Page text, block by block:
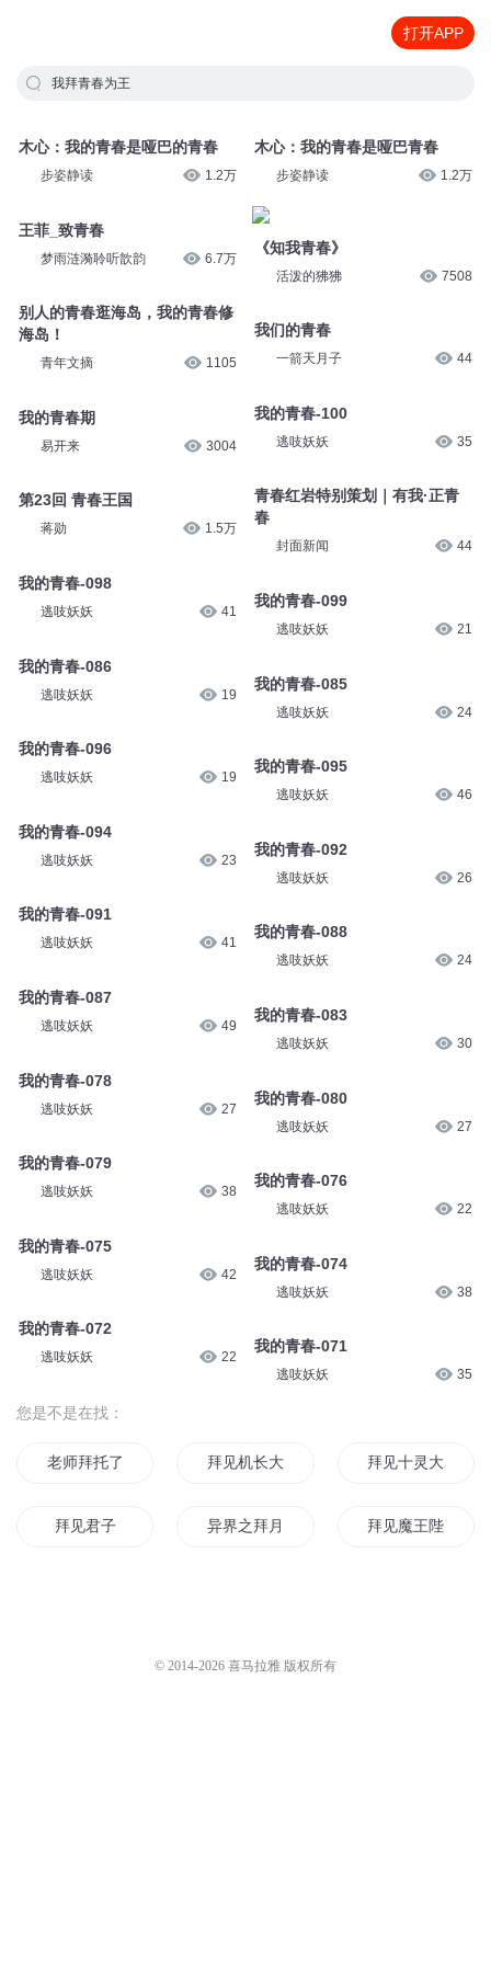
打开APP
我拜青春为王
木心：我的青春是哑巴的青春
步姿静读 1.2万
王菲_致青春
梦雨涟漪聆听歆韵 6.7万
别人的青春逛海岛，我的青春修
海岛！
青年文摘 1105
我的青春期
易开来 3004
第23回 青春王国
蒋勋 1.5万
我的青春-098
逃吱妖妖 41
我的青春-086
逃吱妖妖 19
我的青春-096
逃吱妖妖 19
我的青春-094
逃吱妖妖 23
我的青春-091
逃吱妖妖 41
我的青春-087
逃吱妖妖 49
我的青春-078
逃吱妖妖 27
我的青春-079
逃吱妖妖 38
我的青春-075
逃吱妖妖 42
我的青春-072
逃吱妖妖 22
木心：我的青春是哑巴青春
步姿静读 1.2万
《知我青春》
活泼的狒狒 7508
我们的青春
一箭天月子 44
我的青春-100
逃吱妖妖 35
青春红岩特别策划｜有我·正青
春
封面新闻 44
我的青春-099
逃吱妖妖 21
我的青春-085
逃吱妖妖 24
我的青春-095
逃吱妖妖 46
我的青春-092
逃吱妖妖 26
我的青春-088
逃吱妖妖 24
我的青春-083
逃吱妖妖 30
我的青春-080
逃吱妖妖 27
我的青春-076
逃吱妖妖 22
我的青春-074
逃吱妖妖 38
我的青春-071
逃吱妖妖 35
您是不是在找：
老师拜托了 拜见机长大人 拜见十灵大人
拜见君子 异界之拜月神教 拜见魔王陛下
© 2014-2026 喜马拉雅 版权所有